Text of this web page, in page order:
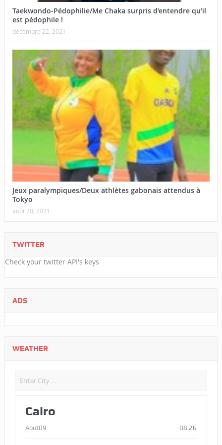
Taekwondo-Pédophilie/Me Chaka surpris d’entendre qu’il
est pédophile !
décembre 22, 2021
Jeux paralympiques/Deux athlètes gabonais attendus à
Tokyo
août 20, 2021
TWITTER
Check your twitter API's keys
ADS
WEATHER
Cairo
Aout09 08:26